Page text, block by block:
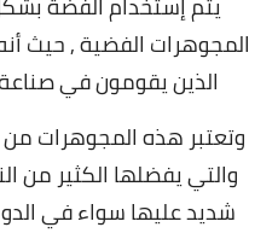
المجوهرات الفضية , حيث
الذين يقومون في
وتعتبر هذه المجوهرات من
والتي يفضلها الكثير من
شديد عليها سواء في